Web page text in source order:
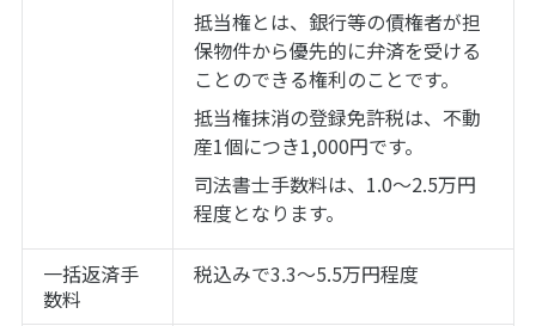
抵当権とは、銀行等の債権者が担
保物件から優先的に弁済を受ける
ことのできる権利のことです。
抵当権抹消の登録免許税は、不動
産1個につき1,000円です。
司法書士手数料は、1.0～2.5万円
程度となります。
一括返済手
数料
税込みで3.3～5.5万円程度